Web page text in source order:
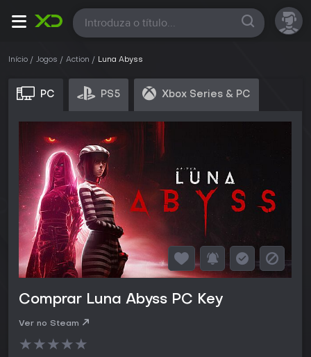
Todas
Início Jogos Action Luna Abyss
PC PS5 Xbox Series & PC
Comprar Luna Abyss PC Key
Ver no Steam
★★★★★